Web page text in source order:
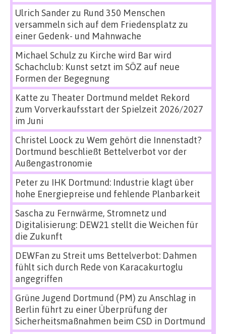
Ulrich Sanderzu Rund 350 Menschen
versammeln sich auf dem Friedensplatz zu
einer Gedenk- und Mahnwache
Michael Schulz zu Kirche wird Bar wird
Schachclub: Kunst setzt im SÖZ auf neue
Formen der Begegnung
Katte zu Theater Dortmund meldet Rekord
zum Vorverkaufsstart der Spielzeit 2026/2027
im Juni
Christel Loock zu Wem gehört die Innenstadt?
Dortmund beschließt Bettelverbot vor der
Außengastronomie
Peterzu IHK Dortmund: Industrie klagt über
hohe Energiepreise und fehlende Planbarkeit
Sascha zu Fernwärme, Stromnetz und
Digitalisierung: DEW21 stellt die Weichen für
die Zukunft
DEWFan zu Streit ums Bettelverbot: Dahmen
fühlt sich durch Rede von Karacakurtoglu
angegriffen
Grüne Jugend Dortmund (PM) zu Anschlag in
Berlin führt zu einer Überprüfung der
Sicherheitsmaßnahmen beim CSD in Dortmund